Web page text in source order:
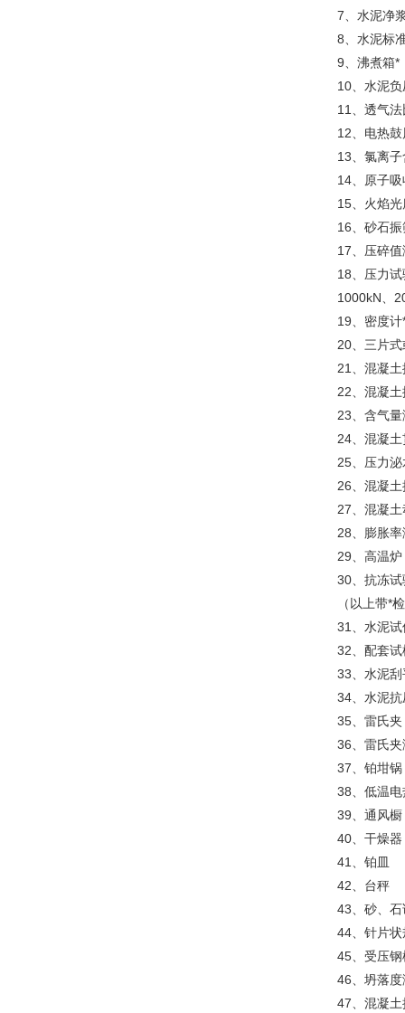
7、水泥净
8、水泥标
9、沸煮箱*
10、水泥
11、透气
12、电热
13、氯离
14、原子
15、火焰光
16、砂石振
17、压碎
18、压力
1000kN、
19、密度计
20、三片
21、混凝
22、混凝
23、含气
24、混凝
25、压力泌
26、混凝
27、混凝
28、膨胀
29、高温
30、抗冻试
（以上带*
31、水泥
32、配套试
33、水泥刮
34、水泥抗
35、雷氏夹
36、雷氏夹
37、铂坩锅
38、低温电
39、通风橱
40、干燥器
41、铂皿
42、台秤
43、砂、石
44、针片状
45、受压钢
46、坍落度
47、混凝